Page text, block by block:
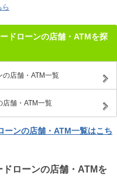
ら
ドローンの店舗・ATMを探
店舗・ATM一覧
店舗・ATM一覧
ーンの店舗・ATM一覧はこち
ローンの店舗・ATMを